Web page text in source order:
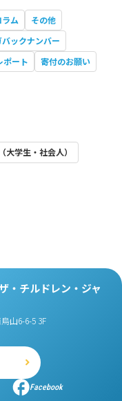
ラム
その他
バックナンバー
ポート
寄付のお願い
大学生・社会人）
・チルドレン・ジャ
山6-6-5 3F
Facebook